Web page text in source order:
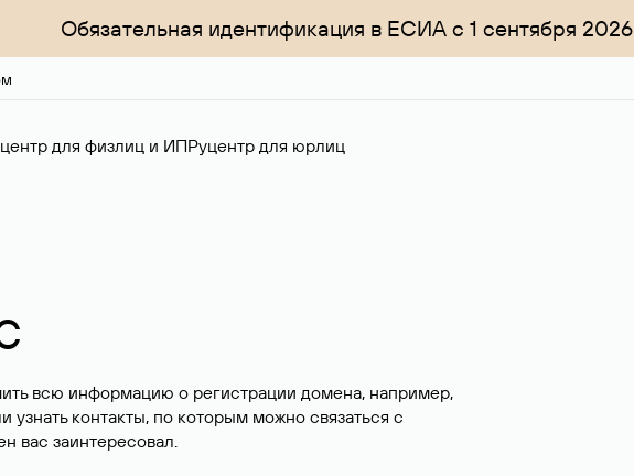
Обязательная идентификация в ЕСИА с 1 сентября 2026
для физлиц и ИПРуцентр для юрлиц
всю информацию о регистрации домена, например,
узнать контакты, по которым можно связаться с
вас заинтересовал.